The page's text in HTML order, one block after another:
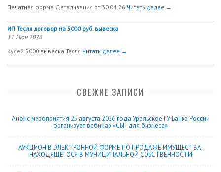
Печатная форма Детализация от 30.04.26 Читать далее →
ИП Тесля договор на 5000 руб. вывеска
11 Июн 2026
Кусей 5000 вывеска Тесля Читать далее →
СВЕЖИЕ ЗАПИСИ
Анонс мероприятия 25 августа 2026 года Уральское ГУ Банка России
организует вебинар «СБП для бизнеса»
АУКЦИОН В ЭЛЕКТРОННОЙ ФОРМЕ ПО ПРОДАЖЕ ИМУЩЕСТВА,
НАХОДЯЩЕГОСЯ В МУНИЦИПАЛЬНОЙ СОБСТВЕННОСТИ